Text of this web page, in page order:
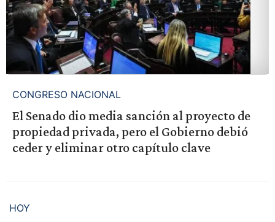
CONGRESO NACIONAL
El Senado dio media sanción al proyecto de
propiedad privada, pero el Gobierno debió
ceder y eliminar otro capítulo clave
HOY